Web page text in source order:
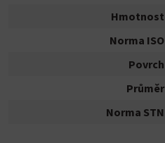
Hmotnost
Norma ISO
Povrch
Průměr
Norma STN